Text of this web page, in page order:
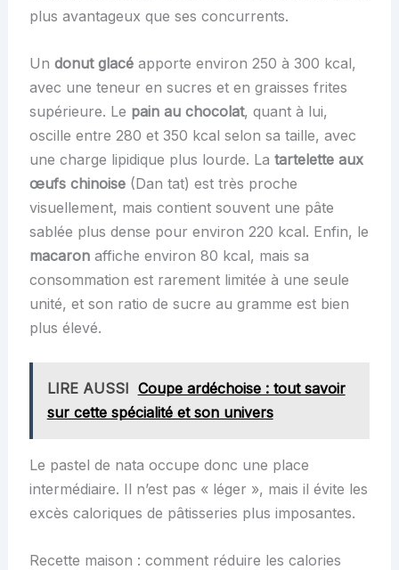
plus avantageux que ses concurrents.
Un donut glacéapporte environ 250 à 300 kcal,
avec une teneur en sucres et en graisses frites
supérieure. Le pain au chocolat, quant à lui,
oscille entre 280 et 350 kcal selon sa taille, avec
une charge lipidique plus lourde. La tartelette aux
œufs chinoise(Dan tat) est très proche
visuellement, mais contient souvent une pâte
sablée plus dense pour environ 220 kcal. Enfin, le
macaronaffiche environ 80 kcal, mais sa
consommation est rarement limitée à une seule
unité, et son ratio de sucre au gramme est bien
plus élevé.
LIRE AUSSI Coupe ardéchoise : tout savoir
sur cette spécialité et son univers
Le pastel de nata occupe donc une place
intermédiaire. Il n’est pas « léger », mais il évite les
excès caloriques de pâtisseries plus imposantes.
Recette maison : comment réduire les calories